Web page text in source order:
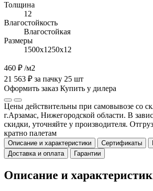
Толщина
12
Влагостойкость
Влагостойкая
Размеры
1500х1250х12
460 ₽ /м2
21 563 ₽ за пачку 25 шт
Оформить заказ Купить у дилера
Цены действительны при самовывозе со
г.Арзамас, Нижегородской области. В
скидки, уточняйте у производителя.
кратно палетам
Описание и характеристики Сертификаты
Доставка и оплата
Гарантии
Описание и